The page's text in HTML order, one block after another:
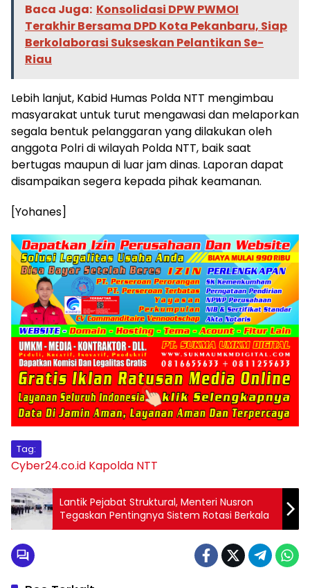
Baca Juga: Konsolidasi DPW PWMOI
Terakhir Bersama DPD Kota Pekanbaru, Siap
Berkolaborasi Sukseskan Pelantikan Se-
Riau
Lebih lanjut, Kabid Humas Polda NTT mengimbau
masyarakat untuk turut mengawasi dan melaporkan
segala bentuk pelanggaran yang dilakukan oleh
anggota Polri di wilayah Polda NTT, baik saat
bertugas maupun di luar jam dinas. Laporan dapat
disampaikan segera kepada pihak keamanan.
[Yohanes]
Tag:
Cyber24.co.id Kapolda NTT
Lantik Pejabat Struktural, Menteri Nusron
Tegaskan Pentingnya Sistem Rotasi Berkala